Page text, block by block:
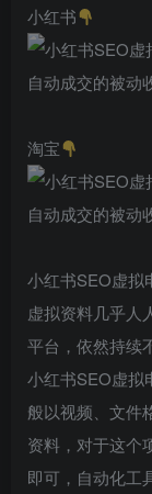
小红书
淘宝
小红书SEO虚拟
虚拟资料几乎人
平台，依然持续
小红书SEO虚拟
般以视频、文件
资料，对于这个
即可，自动化工